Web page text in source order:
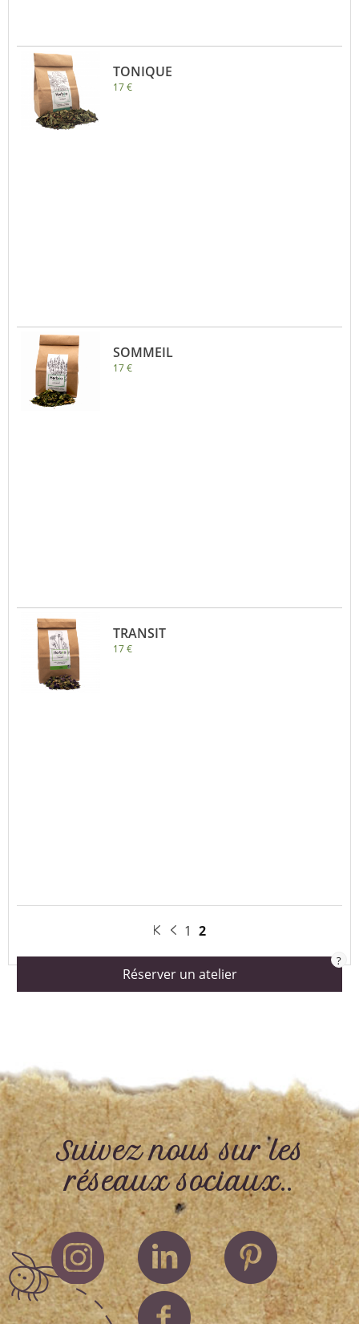
TONIQUE
17 €
SOMMEIL
17 €
TRANSIT
17 €
1 2
Réserver un atelier
?
Suivez nous sur les
réseaux sociaux..